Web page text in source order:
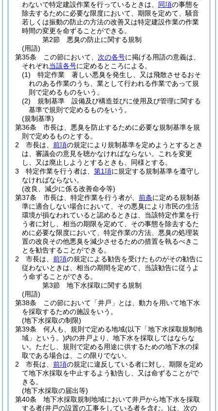
わないで特定建設作業を行っているときは、 同項の事態を
除去するために必要な限度において、期限を定めて、騒音
若しくは振動の防止の方法の改善又は特定建設作業の作業
時間の変更を命ずることができる。
第2節
悪臭の防止に関する規制
(用語)
第35条
この節において、 次の各号に掲げる用語の意義は、
それぞれ当該各号に定めるところによる。
(1)
特定作業 著しい悪臭を発生し、又は飛散させるおそ
れのある作業のうち、業として行われる作業であって規
則で定めるものをいう。
(2)
規制基準 設備及び構造並びに使用及び管理に関する
基準で規則で定めるものをいう。
(規制基準)
第36条
市長は、悪臭を防止するために必要な規制基準を規
則で定めるものとする。
2
市長は、 前項の規定により規制基準を定めようとするとき
は、審議会の意見を聴かなければならない。
これを変更
し、又は廃止しようとするときも、同様とする。
3
特定作業を行う者は、 第1項に規定する規制基準を遵守し
なければならない。
(改良、減少に係る改善命令等)
第37条
市長は、特定作業を行う者が、 前条に定める規制基
準に適合しない場合において、その悪臭により市民の生活
環境が損なわれていると認めるときは、当該特定作業を行
う者に対し、相当の期限を定めて、その事態を除去するた
めに必要な限度において、特定作業の方法、悪臭の処理装
置の改良その他悪臭を減少させるための措置を執るべきこ
とを勧告することができる。
2
市長は、 前項の規定による勧告を受けたものがその勧告に
従わないときは、相当の期間を定めて、当該勧告に従うよ
う命ずることができる。
第3節
地下水採取に関する規制
(用語)
第38条
この節において「井戸」とは、動力を用いて地下水
を採取するための施設をいう。
(地下水採取の制限)
第39条
何人も、規則で定める地域(以下「地下水採取規制地
域」という。)内の井戸より、地下水を採取してはならな
い。 ただし、規則で定める用途に供するための地下水の採
取である場合は、この限りでない。
2
市長は、 前項の規定に違反している者に対し、期限を定め
て地下水採取を中止するよう勧告し、又は命ずることがで
きる。
(地下水採取の届出等)
第40条
地下水採取規制地域において井戸から地下水を採取
する者(井戸の設置の工事をしている者を含む。)は、次の